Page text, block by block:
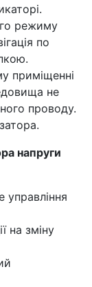
режиму
по
приміщенні
не
проводу.
напруги
управління
на зміну